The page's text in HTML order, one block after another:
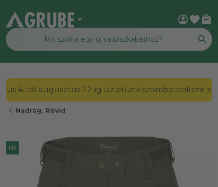
arrow_drop_down account_circlefavorite local_mall
2026. július 4-től augusztus 22-ig üzletünk
chevron_left Nadrág, Rövid
ÚJ